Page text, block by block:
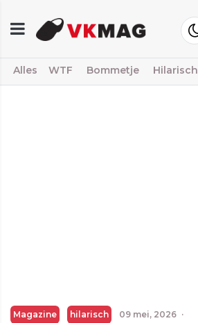
Alles WTF Bommetje Hilarisch
Magazine hilarisch 09 mei, 2026 ·